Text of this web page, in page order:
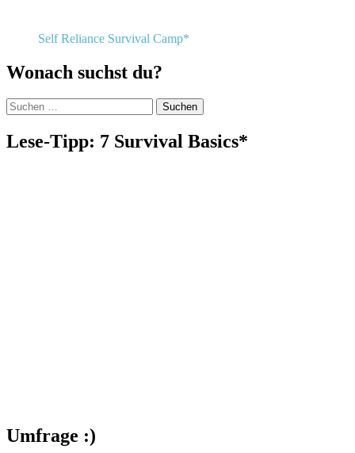
Self Reliance Survival Camp*
Wonach suchst du?
Suchen
nach:
Lese-Tipp: 7 Survival Basics*
Umfrage :)